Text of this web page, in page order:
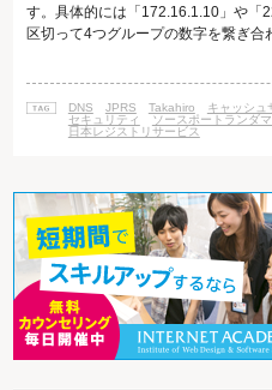
す。具体的には「172.16.1.10」や「
区切って4つグループの数字を繋ぎ
レスが不明であれば、当然パケット
よね。 しかし、私たちは数字で住所
すい文字列にして管理しやすくした
DNS JPRS Takahiro キャッシュ
セキュリティ
ソースポートランダ
日本レジストリサービス